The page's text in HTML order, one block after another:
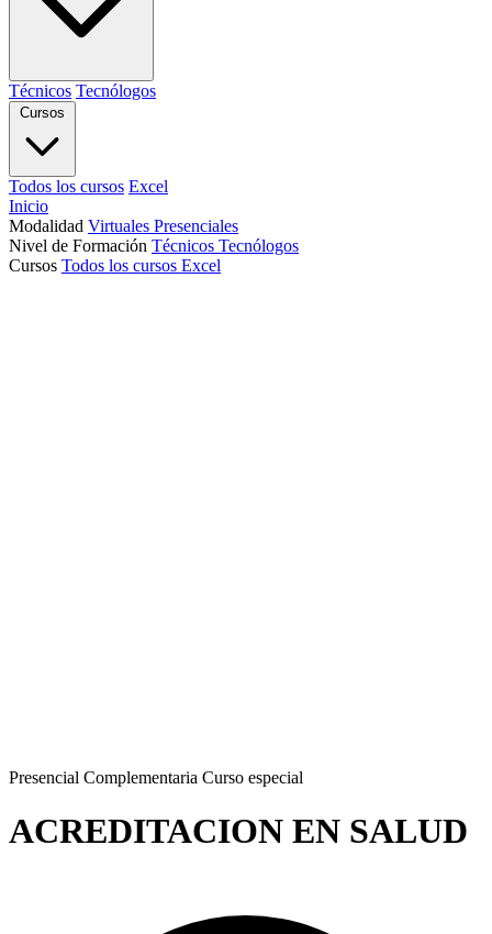
Técnicos Tecnólogos
Todos los cursos Excel
Inicio
Modalidad Virtuales Presenciales
Nivel de Formación Técnicos Tecnólogos
Cursos Todos los cursos Excel
Presencial Complementaria Curso especial
ACREDITACION EN SALUD